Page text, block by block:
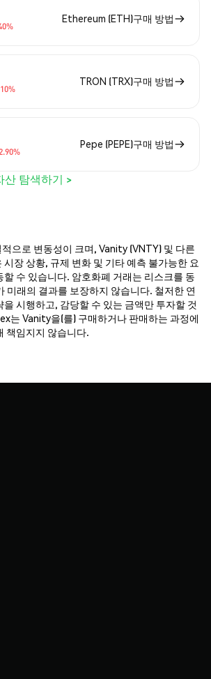
Ethereum (ETH)구매 방법
TRON (TRX)구매 방법
Pepe (PEPE)구매 방법
산 탐색하기 >
으로 변동성이 크며, Vanity (VNTY) 및 다른
장 상황, 규제 변화 및 기타 예측 불가능한 요
할 수 있습니다. 암호화폐 거래는 리스크를 동
미래의 결과를 보장하지 않습니다. 철저한 연
시행하고, 감당할 수 있는 금액만 투자할 것
는 Vanity을(를) 구매하거나 판매하는 과정에
책임지지 않습니다.